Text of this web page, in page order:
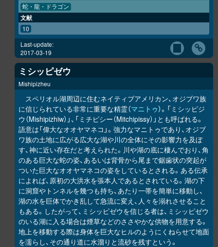
蛇・龍・ドラゴン
文献
10
Last-update:
2017-03-19
ミシッピゼウ
Mishipizheu
スペリオル湖周辺に住むネイティブアメリカン、オジブワ族
に信じられている非常に重要な精霊（マニトゥ）。「ミシッピジ
ウ（Mishipizhiw）」、「ミチピシー（Mitchipissy）」とも呼ばれる。
語意は「偉大なオオヤマネコ」。強力なマニトゥであり、オジブ
ワ族の土地に広がる広大な湖や川の全体にその影響力を及ぼ
す、神に近い存在だと考えられた。川や湖の底に棲んでおり、角
のある巨大な蛇の姿、あるいは背骨から尾まで鋸歯状の突起が
ついた巨大なオオヤマネコの姿をしているとされる。ある伝承
によれば、原初の大洪水を張本人であるとされている。湖の下
に洞窟やトンネルを幾つも持ち、あたり一帯を簡単に移動し、
湖の水を巨体でかき乱して急流に変え、人々を溺れさせること
もある。したがって、ミシッピゼウを信じる者は、ミシッピゼウ
のいる湖に入る場合は煙草などのささやかな供物を用意する。
地上を移動する際は身体を巨大なヒルのようにくねらせて地面
を濡らし、その通り道に水溜りと流砂を残すという。